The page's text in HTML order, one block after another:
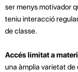
ser menys motivador
teniu interacció
de classe.
Accés limitat a
una àmplia varietat de